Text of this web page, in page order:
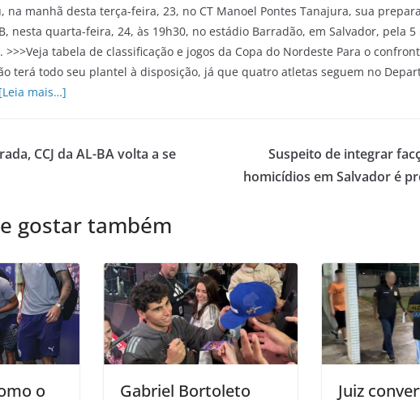
na manhã desta terça-feira, 23, no CT Manoel Pontes Tanajura, sua
nesta quarta-feira, 24, às 19h30, no estádio Barradão, em Salvador, pela
>>>Veja tabela de classificação e jogos da Copa do Nordeste Para o
terá todo seu plantel à disposição, já que quatro atletas seguem no
[Leia mais…]
CCJ da AL-BA volta a se
Suspeito de integrar
homicídios em Salvador é
gostar também
o
Gabriel Bortoleto
Juiz